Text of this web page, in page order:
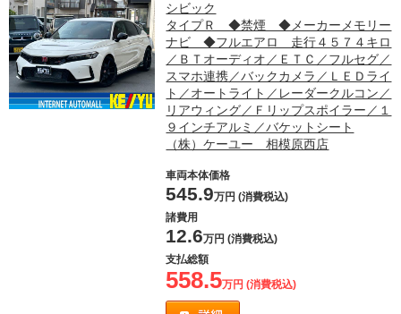
シビック
タイプＲ ◆禁煙 ◆メーカーメモリー
ナビ ◆フルエアロ 走行４５７４キロ
／ＢＴオーディオ／ＥＴＣ／フルセグ／
スマホ連携／バックカメラ／ＬＥＤライ
ト／オートライト／レーダークルコン／
リアウィング／Ｆリップスポイラー／１
９インチアルミ／バケットシート
（株）ケーユー 相模原西店
車両本体価格
545.9万円 (消費税込)
諸費用
12.6万円 (消費税込)
支払総額
558.5万円 (消費税込)